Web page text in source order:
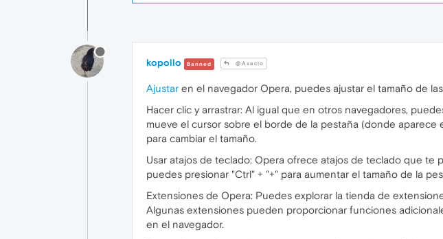
kopollo Banned @Asacio
Ajustar en el navegador Opera, puedes ajustar el tamaño de
Hacer clic y arrastrar: Al igual que en otros navegadores,
mueve el cursor sobre el borde de la pestaña (donde
para cambiar el tamaño.
Usar atajos de teclado: Opera ofrece atajos de teclado que te
puedes presionar "Ctrl" + "+" para aumentar el tamaño de la
Extensiones de Opera: Puedes explorar la tienda de
Algunas extensiones pueden proporcionar funciones
en el navegador.